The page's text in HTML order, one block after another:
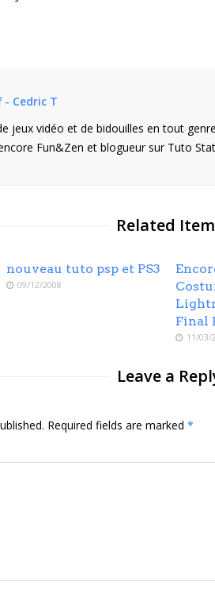
Cedric T
jeux vidéo et de bidouilles en tout
Fun&Zen et blogueur sur Tuto
Related
nouveau tuto psp et PS3
09/12/2008
Final
11/03/
Leave a
Required fields are marked *